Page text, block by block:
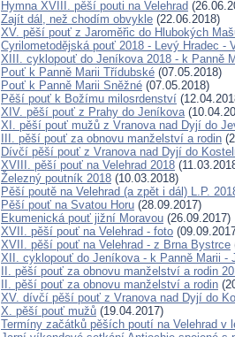
Hymna XVIII. pěší pouti na Velehrad
Zajít dál, než chodím obvykle (22.06.2018)
XV. pěší pouť z Jaroměřic do Hlubokých
Cyrilometodějská pouť 2018 - Levý Hradec -
XIII. cyklopouť do Jeníkova 2018 - k Panně
Pouť k Panně Marii Třídubské (07.05.2018)
Pouť k Panně Marii Sněžné (07.05.2018)
Pěší pouť k Božímu milosrdenství
XIV. pěší pouť z Prahy do Jeníkova
XI. pěší pouť mužů z Vranova nad Dyjí do
III. pěší pouť za obnovu manželství a rodin
Dívčí pěší pouť z Vranova nad Dyjí do
XVIII. pěší pouť na Velehrad 2018
Železný poutník 2018 (10.03.2018)
Pěší poutě na Velehrad (a zpět i dál) L.P.
Pěší pouť na Svatou Horu (28.09.2017)
Ekumenická pouť jižní Moravou (26.09.2017)
XVII. pěší pouť na Velehrad - foto
XVII. pěší pouť na Velehrad - z Brna Bystrce
XII. cyklopouť do Jeníkova - k Panně Marii -
II. pěší pouť za obnovu manželství a rodin
II. pěší pouť za obnovu manželství a rodin
XV. dívčí pěší pouť z Vranova nad Dyjí do
X. pěší pouť mužů (19.04.2017)
Termíny začátků pěších poutí na Velehrad v